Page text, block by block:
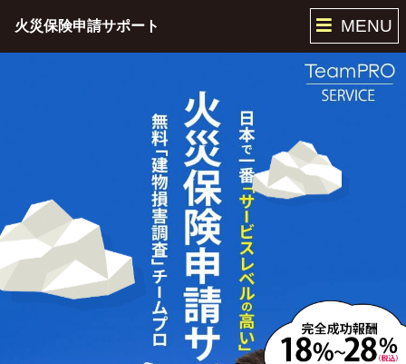
火災保険申請サポート MENU